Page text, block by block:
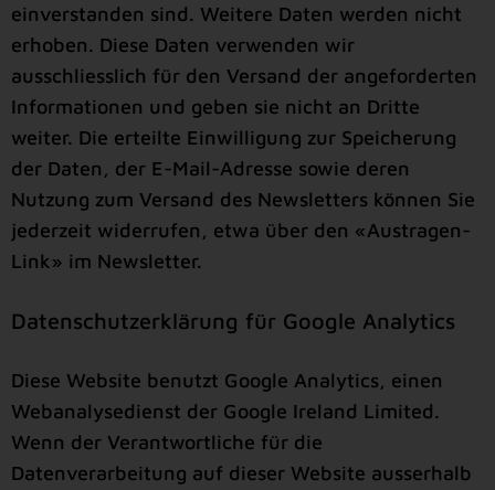
einverstanden sind. Weitere Daten werden nicht
erhoben. Diese Daten verwenden wir
ausschliesslich für den Versand der angeforderten
Informationen und geben sie nicht an Dritte
weiter. Die erteilte Einwilligung zur Speicherung
der Daten, der E-Mail-Adresse sowie deren
Nutzung zum Versand des Newsletters können Sie
jederzeit widerrufen, etwa über den «Austragen-
Link» im Newsletter.
Datenschutzerklärung für Google Analytics
Diese Website benutzt Google Analytics, einen
Webanalysedienst der Google Ireland Limited.
Wenn der Verantwortliche für die
Datenverarbeitung auf dieser Website ausserhalb